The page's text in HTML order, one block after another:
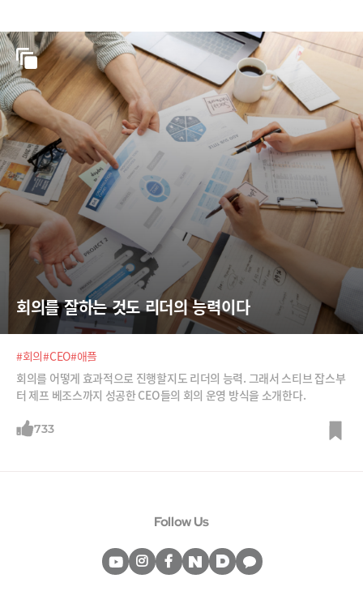
회의를 잘하는 것도 리더의 능력이다
#회의#CEO#애플
회의를 어떻게 효과적으로 진행할지도 리더의 능력. 그래서 스티브 잡스부
터 제프 베조스까지 성공한 CEO들의 회의 운영 방식을 소개한다.
733
Follow Us